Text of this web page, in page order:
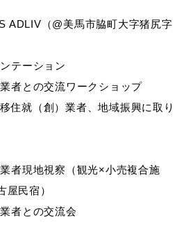
ADLIV（@美馬市脇町大字猪尻字
テーション
者との交流ワークショップ
住就（創）業者、地域振興に取り
者現地視察（観光×小売複合施
屋民宿）
者との交流会